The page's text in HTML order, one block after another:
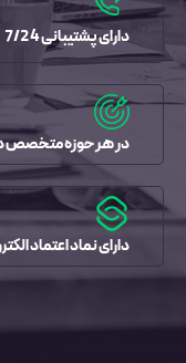
دارای پشتیبانی 7/24
در هر حوزه متخصص
دارای نماد اعتماد